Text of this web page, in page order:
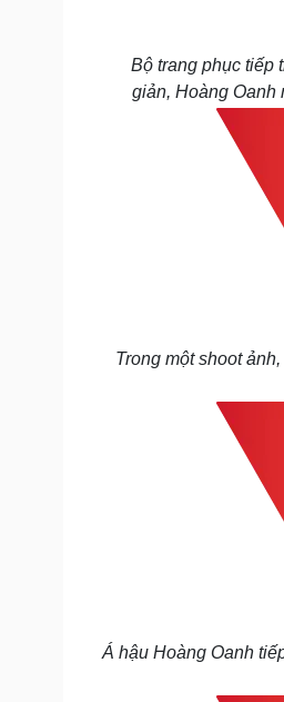
Bộ trang phục tiếp
giản, Hoàng Oanh
Trong một shoot
Á hậu Hoàng Oanh